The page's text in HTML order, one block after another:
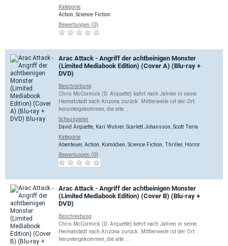
Kategorie
Action Science Fiction
Bewertungen (0)
Arac Attack - Angriff der achtbeinigen Monster
(Limited Mediabook Edition) (Cover A) (Blu-ray +
DVD)
Beschreibung
Chris McCormick (D. Arquette) kehrt nach Jahren in seine
Heimatstadt nach Arizona zurück. Mittlerweile ist der Ort
heruntergekommen, die alte ...
Schauspieler
David Arquette
Kari Wuhrer, Scarlett Johansson Scott Terra
Kategorie
Abenteuer, Action Komödien Science Fiction Thriller, Horror
Bewertungen (0)
Arac Attack - Angriff der achtbeinigen Monster
(Limited Mediabook Edition) (Cover B) (Blu-ray +
DVD)
Beschreibung
Chris McCormick (D. Arquette) kehrt nach Jahren in seine
Heimatstadt nach Arizona zurück. Mittlerweile ist der Ort
heruntergekommen, die alte ...